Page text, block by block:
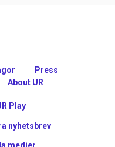
Press
About UR
Play
nyhetsbrev